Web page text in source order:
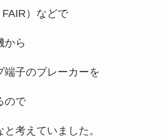
）などで
から
端子のブレーカーを
ので
考えていました。